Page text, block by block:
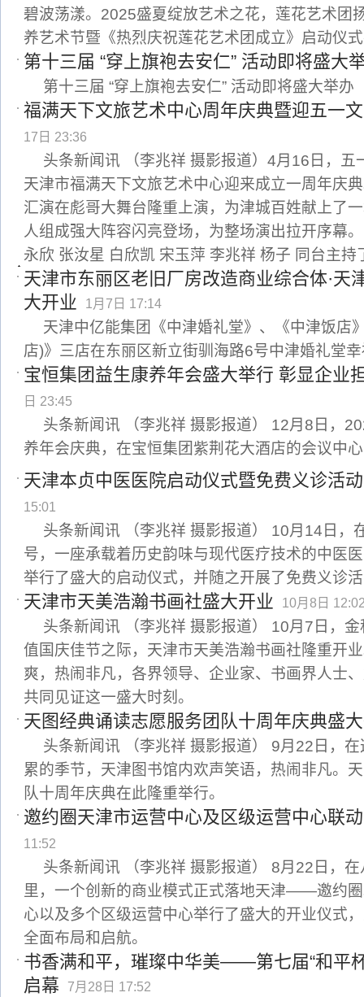
碧波荡漾。2025盛夏绽放艺术之花，莲花艺术团
养艺术节暨《热烈庆祝莲花艺术团成立》启动仪
第十三届 “穿上旗袍去安仁” 活动即将盛大
第十三届 “穿上旗袍去安仁” 活动即将盛大举办
福满天下文旅艺术中心周年庆典暨迎五一
17日 23:36
头条新闻讯 （李兆祥 摄影报道）4月16日，五
天津市福满天下文旅艺术中心迎来成立一周年庆
汇演在彪哥大舞台隆重上演，为津城百姓献上了
人组成强大阵容闪亮登场，为整场演出拉开序幕
永欣 张汝星 白欣凯 宋玉萍 李兆祥 杨子 同台主持
天津市东丽区老旧厂房改造商业综合体·天
大开业
1月7日 17:14
天津中亿能集团《中津婚礼堂》、《中津饭店
店)》三店在东丽区新立街驯海路6号中津婚礼堂
宝恒集团益生康养年会盛大举行 彰显企业
日 23:45
头条新闻讯 （李兆祥 摄影报道） 12月8日，
养年会庆典，在宝恒集团紫荆花大酒店的会议中
天津本贞中医医院启动仪式暨免费义诊活
15:01
头条新闻讯 （李兆祥 摄影报道） 10月14日，
号，一座承载着历史韵味与现代医疗技术的中医
举行了盛大的启动仪式，并随之开展了免费义诊
天津市天美浩瀚书画社盛大开业 10月8日
头条新闻讯 （李兆祥 摄影报道） 10月7日，
值国庆佳节之际，天津市天美浩瀚书画社隆重开
爽，热闹非凡，各界领导、企业家、书画界人士
共同见证这一盛大时刻。
天图经典诵读志愿服务团队十周年庆典盛
头条新闻讯 （李兆祥 摄影报道） 9月22日，
累的季节，天津图书馆内欢声笑语，热闹非凡。
队十周年庆典在此隆重举行。
邀约圈天津市运营中心及区级运营中心联
11:52
头条新闻讯 （李兆祥 摄影报道） 8月22日，
里，一个创新的商业模式正式落地天津——邀约
心以及多个区级运营中心举行了盛大的开业仪式
全面布局和启航。
书香满和平，璀璨中华美——第七届“和平
启幕
7月28日 17:52